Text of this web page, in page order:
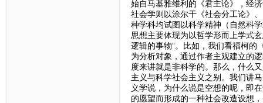
始自马基雅维利的《君主论》，经
社会学则以涂尔干《社会分工论》
种学科均试图以科学精神（自然科
思想主要体现为以哲学形而上学式
逻辑的事物”。比如，我们看福柯的
为分析对象，通过作者主观建立的
度来讲就是非科学的。那么，什么
主义与科学社会主义之别。我们讲
义学说，为什么说是空想的呢，即
的愿望而形成的一种社会改造设想